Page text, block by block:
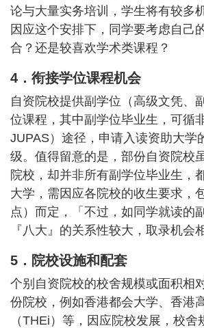
论与大量实务培训，学生将有较多
因应这个安排下，同学要考虑自己
合？还是较喜欢学术类课程？
4．衔接学位课程机会
自资院校提供副学位（高级文凭、
位课程，其中副学位毕业生，可循
JUPAS）途径，申请入读资助大学
级。值得留意的是，部份自资院校
院校，却并非所有副学位毕业生，
大学，需因应各院校的收生要求，
点）而定，「不过，如同学就读的
『八大』的关系性较大，取录机会
5．院校设施和配套
个别自资院校的校舍规模或面积相
份院校，例如香港都会大学、香港
（THEi）等，因应院校发展，校舍